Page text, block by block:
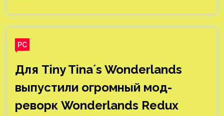
PC
Для Tiny Tinaʼs Wonderlands
выпустили огромный мод-
реворк Wonderlands Redux